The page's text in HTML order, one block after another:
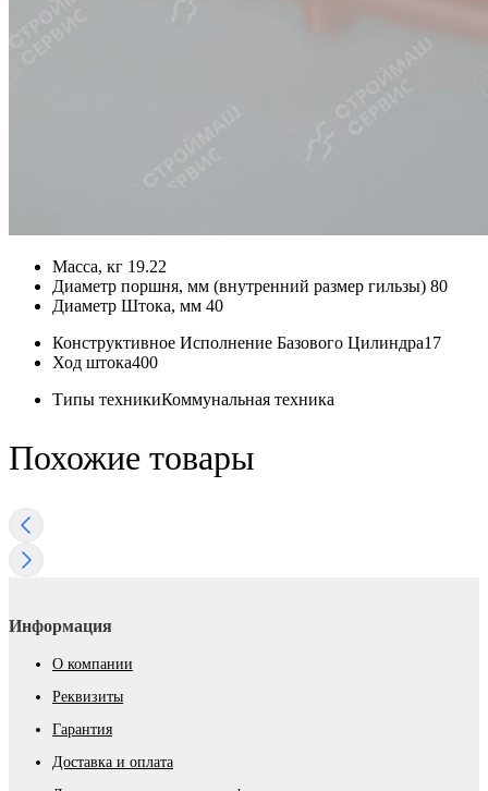
Масса, кг 19.22
Диаметр поршня, мм (внутренний размер гильзы) 80
Диаметр Штока, мм 40
Конструктивное Исполнение Базового Цилиндра17
Ход штока400
Типы техникиКоммунальная техника
Похожие товары
Информация
О компании
Реквизиты
Гарантия
Доставка и оплата